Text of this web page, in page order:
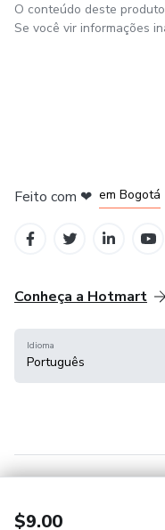
$9.00
O conteúdo deste
Se você vir informações
Feito com ❤ em Bogotá
Conheça a Hotmart
Idioma
Português